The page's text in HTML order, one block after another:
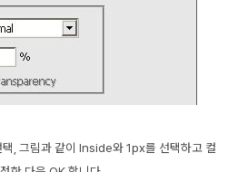
, 그림과 같이 Inside와 1px를 선택하고 컬